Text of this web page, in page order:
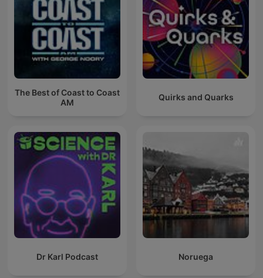
The Best of Coast to Coast
AM
Quirks and Quarks
Dr Karl Podcast Noruega